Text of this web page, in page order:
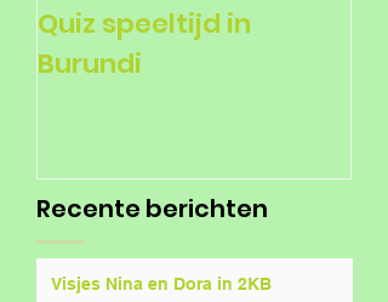
Quiz speeltijd in
Burundi
Recente berichten
Visjes Nina en Dora in 2KB